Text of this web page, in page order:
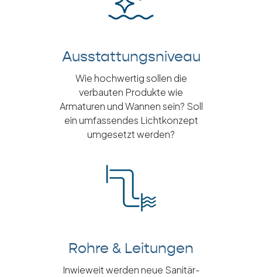
Ausstattungsniveau
Wie hochwertig sollen die
verbauten Produkte wie
Armaturen und Wannen sein? Soll
ein umfassendes Lichtkonzept
umgesetzt werden?
Rohre & Leitungen
Inwieweit werden neue Sanitär-